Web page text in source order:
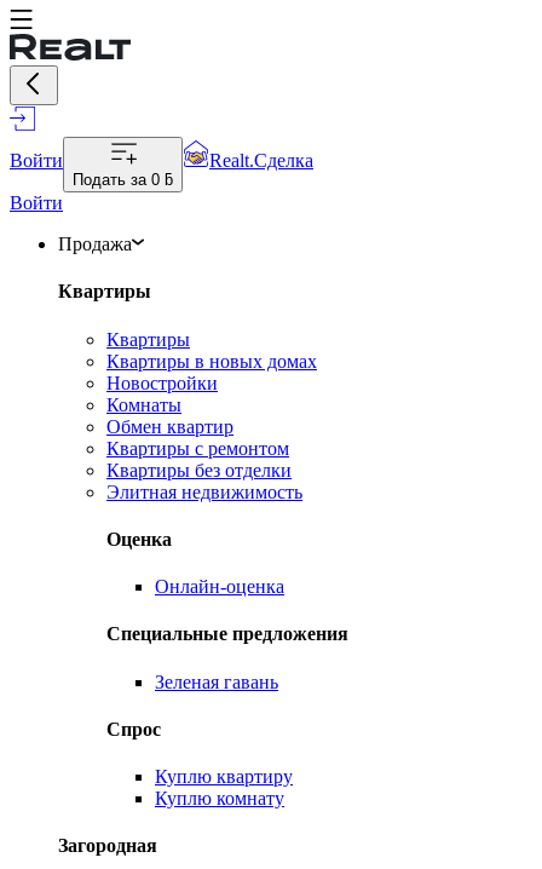
Войти
Подать за 0 ƃ
Realt.Сделка
Войти
Продажа
Квартиры
Квартиры
Квартиры в новых домах
Новостройки
Комнаты
Обмен квартир
Квартиры с ремонтом
Квартиры без отделки
Элитная недвижимость
Оценка
Онлайн-оценка
Специальные предложения
Зеленая гавань
Спрос
Куплю квартиру
Куплю комнату
Загородная